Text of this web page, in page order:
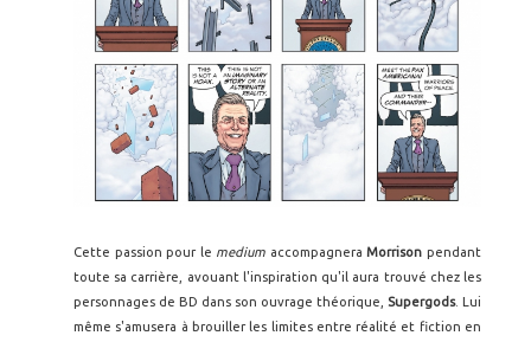
Cette passion pour le medium accompagneraMorrison pendant
toute sa carrière, avouant l'inspiration qu'il aura trouvé chez les
personnages de BD dans son ouvrage théorique, Supergods. Lui
même s'amusera à brouiller les limites entre réalité et fiction en